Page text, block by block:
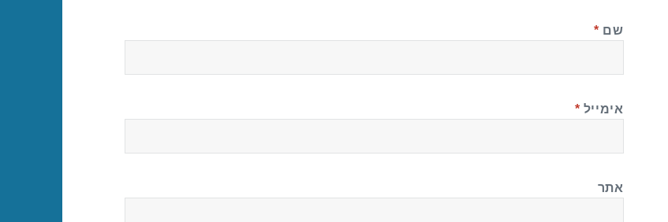
שם *
אימייל *
אתר